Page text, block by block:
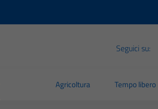
Seguici su:
Agricoltura Tempo libero